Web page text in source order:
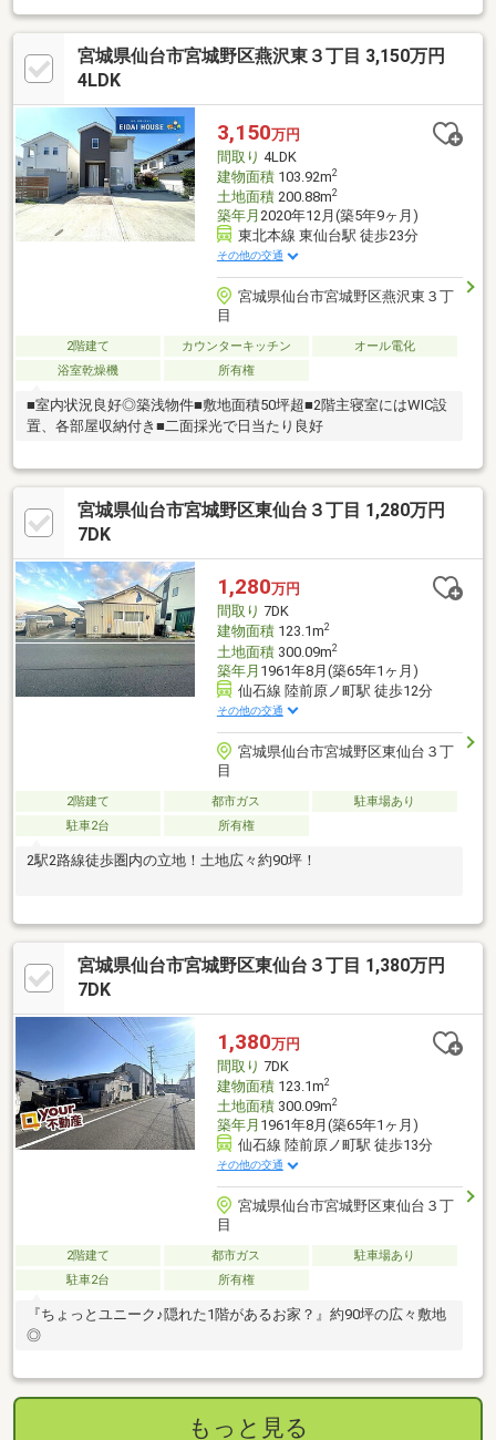
宮城県仙台市宮城野区燕沢東３丁目 3,150万円
4LDK
3,150万円
間取り 4LDK
建物面積103.92m2
土地面積200.88m2
築年月 2020年12月(築5年9ヶ月)
東北本線 東仙台駅 徒歩23分
その他の交通
宮城県仙台市宮城野区燕沢東３丁
目
2階建て カウンターキッチン
オール電化
浴室乾燥機
所有権
■室内状況良好◎築浅物件■敷地面積50坪超■2階主寝室にはWIC設
置、各部屋収納付き■二面採光で日当たり良好
宮城県仙台市宮城野区東仙台３丁目 1,280万円
7DK
1,280万円
間取り 7DK
建物面積123.1m2
土地面積300.09m2
築年月 1961年8月(築65年1ヶ月)
仙石線 陸前原ノ町駅 徒歩12分
その他の交通
宮城県仙台市宮城野区東仙台３丁
目
2階建て 都市ガス
駐車場あり
駐車2台
所有権
2駅2路線徒歩圏内の立地！土地広々約90坪！
宮城県仙台市宮城野区東仙台３丁目 1,380万円
7DK
1,380万円
間取り 7DK
建物面積123.1m2
土地面積300.09m2
築年月 1961年8月(築65年1ヶ月)
仙石線 陸前原ノ町駅 徒歩13分
その他の交通
宮城県仙台市宮城野区東仙台３丁
目
2階建て 都市ガス
駐車場あり
駐車2台
所有権
『ちょっとユニーク♪隠れた1階があるお家？』約90坪の広々敷地
◎
もっと見る